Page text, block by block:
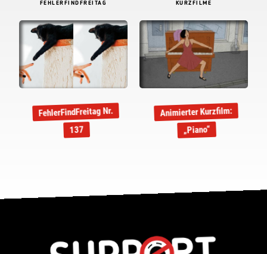
FEHLERFINDFREITAG
FehlerFindFreitag Nr.
137
KURZFILME
Animierter Kurzfilm:
„Piano“